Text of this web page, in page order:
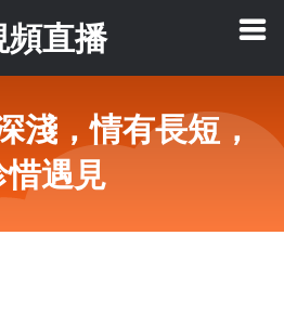
頻直播
淺，情有長短，
惜遇見